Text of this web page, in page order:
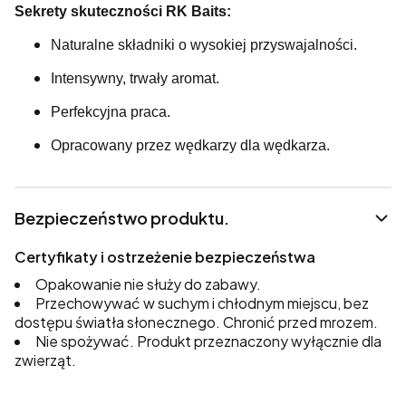
Sekrety skuteczności RK Baits:
Naturalne składniki o wysokiej przyswajalności.
Intensywny, trwały aromat.
Perfekcyjna praca.
Opracowany przez wędkarzy dla wędkarza.
Bezpieczeństwo produktu.
Certyfikaty i ostrzeżenie bezpieczeństwa
Opakowanie nie służy do zabawy.
Przechowywać w suchym i chłodnym miejscu, bez
dostępu światła słonecznego. Chronić przed mrozem.
Nie spożywać. Produkt przeznaczony wyłącznie dla
zwierząt.